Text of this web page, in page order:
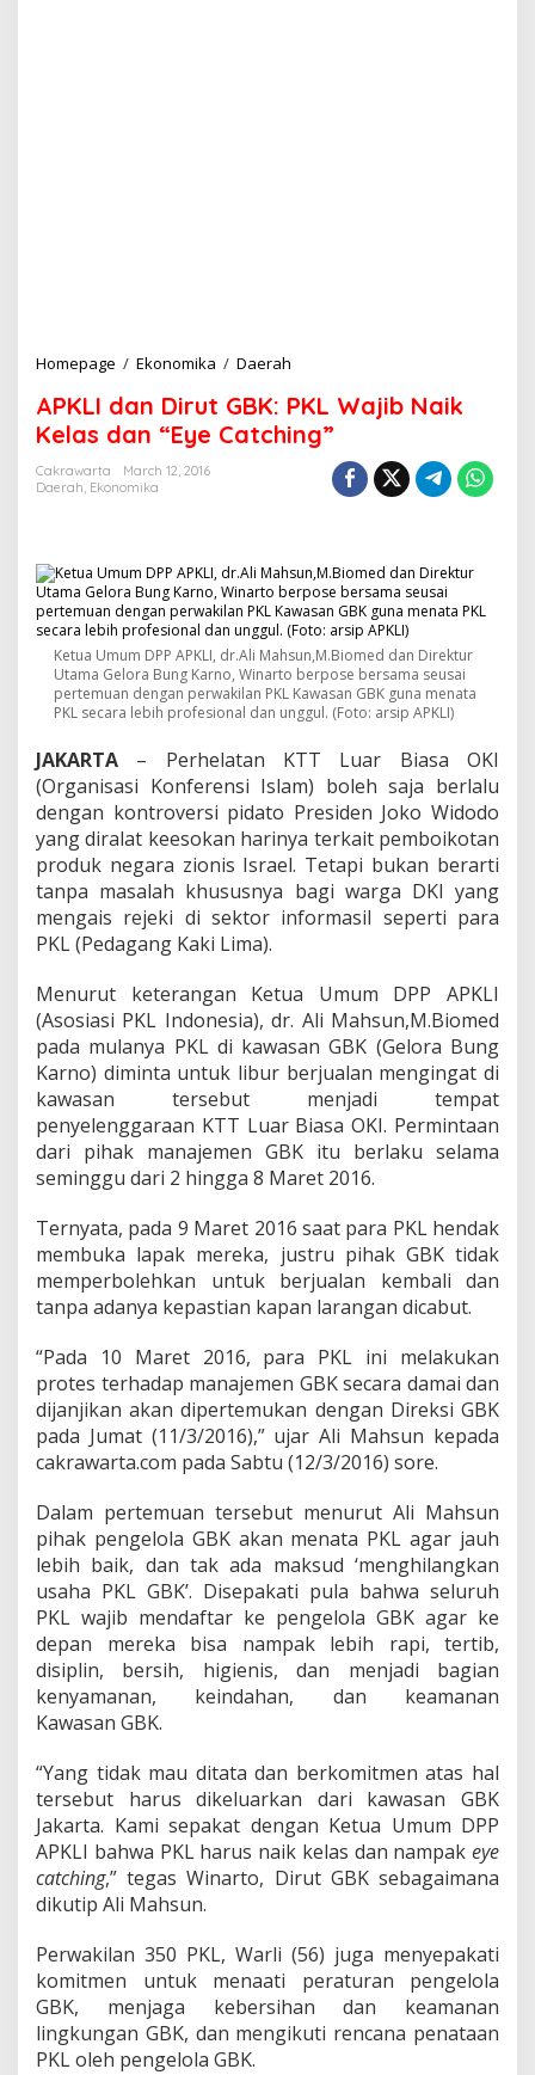
Homepage / Ekonomika / Daerah
K
L
I
r
u
t
G
B
K
:
P
K
L
W
a
j
b
N
a
K
e
l
a
s
a
n
"
E
e
a
t
c
i
g
"
APKLI dan Dirut GBK: PKL Wajib Naik
Kelas dan “Eye Catching”
Cakrawarta
March 12, 2016
Daerah, Ekonomika
Ketua Umum DPP APKLI, dr.Ali Mahsun,M.Biomed dan Direktur
Utama Gelora Bung Karno, Winarto berpose bersama seusai
pertemuan dengan perwakilan PKL Kawasan GBK guna menata
PKL secara lebih profesional dan unggul. (Foto: arsip APKLI)
JAKARTA – Perhelatan KTT Luar Biasa OKI
(Organisasi Konferensi Islam) boleh saja berlalu
dengan kontroversi pidato Presiden Joko Widodo
yang diralat keesokan harinya terkait pemboikotan
produk negara zionis Israel. Tetapi bukan berarti
tanpa masalah khususnya bagi warga DKI yang
mengais rejeki di sektor informasil seperti para
PKL (Pedagang Kaki Lima).
Menurut keterangan Ketua Umum DPP APKLI
(Asosiasi PKL Indonesia), dr. Ali Mahsun,M.Biomed
pada mulanya PKL di kawasan GBK (Gelora Bung
Karno) diminta untuk libur berjualan mengingat di
kawasan tersebut menjadi tempat
penyelenggaraan KTT Luar Biasa OKI. Permintaan
dari pihak manajemen GBK itu berlaku selama
seminggu dari 2 hingga 8 Maret 2016.
Ternyata, pada 9 Maret 2016 saat para PKL hendak
membuka lapak mereka, justru pihak GBK tidak
memperbolehkan untuk berjualan kembali dan
tanpa adanya kepastian kapan larangan dicabut.
“Pada 10 Maret 2016, para PKL ini melakukan
protes terhadap manajemen GBK secara damai dan
dijanjikan akan dipertemukan dengan Direksi GBK
pada Jumat (11/3/2016),” ujar Ali Mahsun kepada
cakrawarta.com pada Sabtu (12/3/2016) sore.
Dalam pertemuan tersebut menurut Ali Mahsun
pihak pengelola GBK akan menata PKL agar jauh
lebih baik, dan tak ada maksud ‘menghilangkan
usaha PKL GBK’. Disepakati pula bahwa seluruh
PKL wajib mendaftar ke pengelola GBK agar ke
depan mereka bisa nampak lebih rapi, tertib,
disiplin, bersih, higienis, dan menjadi bagian
kenyamanan, keindahan, dan keamanan
Kawasan GBK.
“Yang tidak mau ditata dan berkomitmen atas hal
tersebut harus dikeluarkan dari kawasan GBK
Jakarta. Kami sepakat dengan Ketua Umum DPP
APKLI bahwa PKL harus naik kelas dan nampak eye
catching,” tegas Winarto, Dirut GBK sebagaimana
dikutip Ali Mahsun.
Perwakilan 350 PKL, Warli (56) juga menyepakati
komitmen untuk menaati peraturan pengelola
GBK, menjaga kebersihan dan keamanan
lingkungan GBK, dan mengikuti rencana penataan
PKL oleh pengelola GBK.